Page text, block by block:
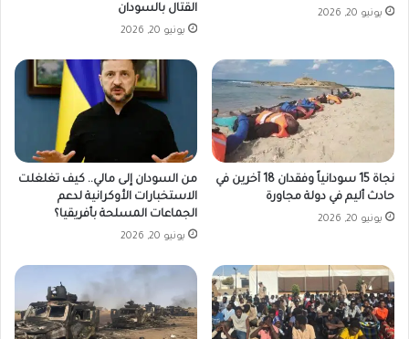
يونيو 20, 2026
القتال بالسودان
يونيو 20, 2026
نجاة 15 سودانياً وفقدان 18 آخرين في
حادث أليم في دولة مجاورة
يونيو 20, 2026
من السودان إلى مالي.. كيف تغلغلت
الاستخبارات الأوكرانية لدعم
الجماعات المسلحة بأفريقيا؟
يونيو 20, 2026